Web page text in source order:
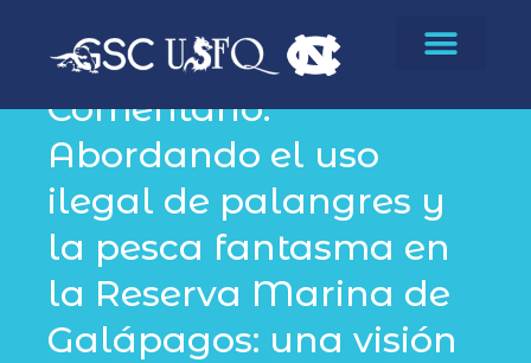
Publicaciones
Comentario:
Abordando el uso
ilegal de palangres y
la pesca fantasma en
la Reserva Marina de
Galápagos: una visión